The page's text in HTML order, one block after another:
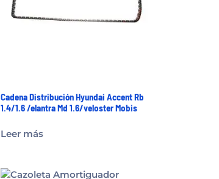
Cadena Distribución Hyundai Accent Rb
1.4/1.6 /elantra Md 1.6/veloster Mobis
Leer más